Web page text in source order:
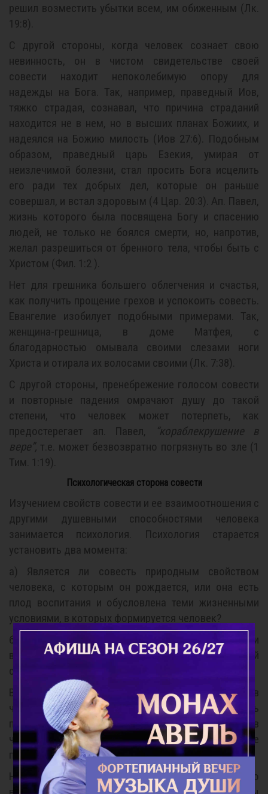
решил возместить убытки всем, им обиженным (Лк.
19:8).
С другой стороны, когда человек сознает свою
невинность, он в чистом свидетельстве своей
совести находит непоколебимую опору для
надежды на Бога. Так, например, праведный Иов,
тяжко страдая, сознавал, что причина страданий
находится не в нем, но в высших планах Божиих, и
надеялся на Божию милость (Иов 27:6). Подобным
образом, праведный царь Езекия, умирая от
неизлечимой болезни, стал просить Бога исцелить
его ради тех добрых дел, которые он раньше
совершал, и встал здоровым (4 Цар. 20:3). Ап. Павел,
жизнь которого была посвящена Богу и спасению
людей, не только не боялся смерти, но, напротив,
желал разрешиться от бренного тела, чтобы быть с
Христом (Фил. 1:2 ).
Нет для грешника большего облегчения и счастья,
как получить прощение грехов и успокоить совесть.
Евангелие изобилует подобными примерами. Так,
женщина-грешница, в доме Матфея, с
благодарностью омывала своими слезами ноги
Христа и отирала их волосами своими (Лк. 7:38).
С другой стороны, пренебрежение голосом совести
и повторные падения омрачают душу до такой
степени, что человек может потерпеть, как
предостерегает ап. Павел,
“кораблекрушение в
вере”, т.е. может безвозвратно погрязнуть во зле (1
Тим. 1:19).
Психологическая сторона совести
Изучением свойств совести и ее взаимоотношения с
другими душевными способностями человека
занимается психология. Психология старается
установить два момента:
а) Является ли совесть природным свойством
человека, с которым он рождается, или она есть
плод воспитания и обусловлена теми жизненными
условиями, в которых формируется человек?
б) Является ли совесть проявлением ума, чувств или
воли человека или она является самостоятельной
силой?
Внимательное наблюдение над наличием совести в
человеке убеждает нас в том, что совесть не есть
плод воспитания или физических инстинктов
человека, но имеет высшее, необъяснимое
происхождение.
Например, дети обнаруживают совесть до всякого